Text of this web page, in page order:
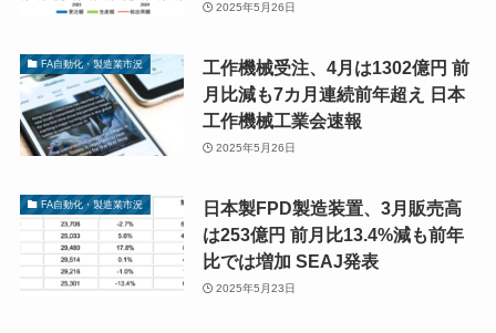
2025年5月26日
FA自動化・製造業市況
工作機械受注、4月は1302億円 前
月比減も7カ月連続前年超え 日本
工作機械工業会速報
2025年5月26日
FA自動化・製造業市況
日本製FPD製造装置、3月販売高
は253億円 前月比13.4%減も前年
比では増加 SEAJ発表
2025年5月23日